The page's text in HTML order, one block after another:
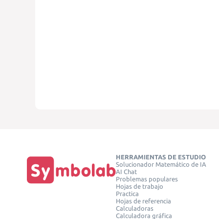
HERRAMIENTAS DE ESTUDIO
Solucionador Matemático de IA
AI Chat
Problemas populares
Hojas de trabajo
Practica
Hojas de referencia
Calculadoras
Calculadora gráfica